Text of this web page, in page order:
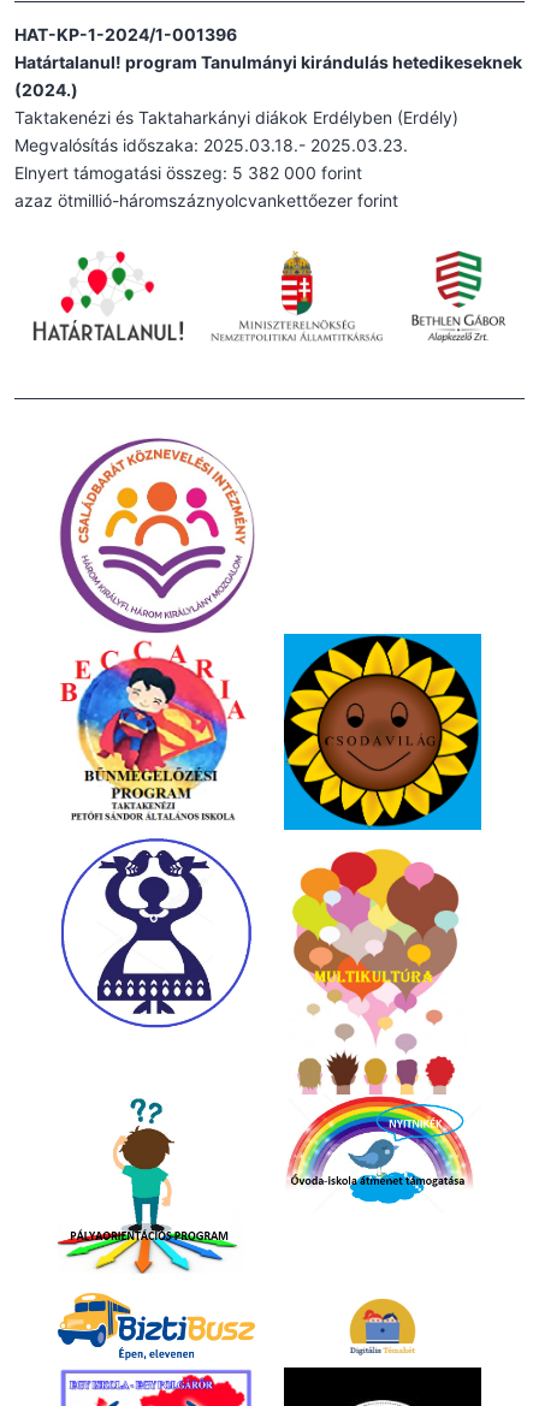
HAT-KP-1-2024/1-001396
Határtalanul! program Tanulmányi kirándulás hetedikeseknek
(2024.)
Taktakenézi és Taktaharkányi diákok Erdélyben (Erdély)
Megvalósítás időszaka: 2025.03.18.- 2025.03.23.
Elnyert támogatási összeg: 5 382 000 forint
azaz ötmillió-háromszáznyolcvankettőezer forint